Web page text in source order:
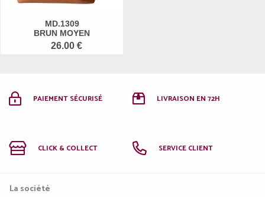
MD.1309
BRUN MOYEN
26.00 €
PAIEMENT SÉCURISÉ LIVRAISON EN 72H
CLICK & COLLECT SERVICE CLIENT
La société